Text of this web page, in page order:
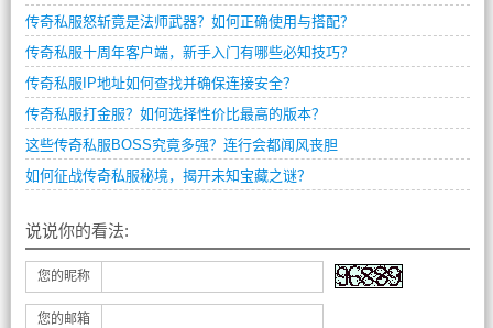
传奇私服怒斩竟是法师武器？如何正确使用与搭配？
传奇私服十周年客户端，新手入门有哪些必知技巧？
传奇私服IP地址如何查找并确保连接安全？
传奇私服打金服？如何选择性价比最高的版本？
这些传奇私服BOSS究竟多强？连行会都闻风丧胆
如何征战传奇私服秘境，揭开未知宝藏之谜？
说说你的看法:
您的昵称
您的邮箱